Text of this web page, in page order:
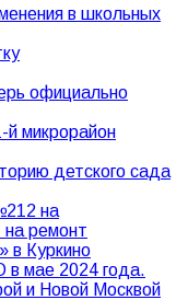
в школьных
официально
й микрорайон
детского сада
на
на ремонт
в Куркино
мае 2024 года.
и Новой Москвой